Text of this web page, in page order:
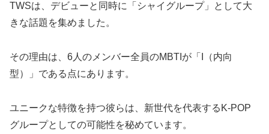
TWSは、デビューと同時に「シャイグループ」として大
きな話題を集めました。
その理由は、6人のメンバー全員のMBTIが「I（内向
型）」である点にあります。
ユニークな特徴を持つ彼らは、新世代を代表するK-POP
グループとしての可能性を秘めています。